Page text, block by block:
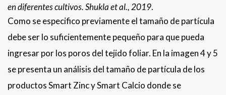
en diferentes cultivos. Shukla et al., 2019.
Como se especifico previamente el tamaño de partícula
debe ser lo suficientemente pequeño para que pueda
ingresar por los poros del tejido foliar. En la imagen 4 y 5
se presenta un análisis del tamaño de partícula de los
productos Smart Zinc y Smart Calcio donde se